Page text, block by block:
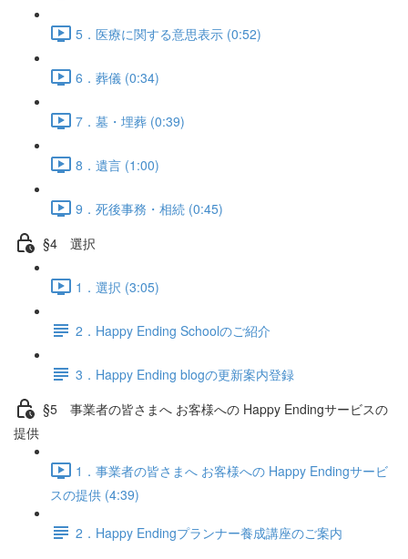
5．医療に関する意思表示 (0:52)
6．葬儀 (0:34)
7．墓・埋葬 (0:39)
8．遺言 (1:00)
9．死後事務・相続 (0:45)
§4 選択
1．選択 (3:05)
2．Happy Ending Schoolのご紹介
3．Happy Ending blogの更新案内登録
§5 事業者の皆さまへ お客様への Happy Endingサービスの
提供
1．事業者の皆さまへ お客様への Happy Endingサービ
スの提供 (4:39)
2．Happy Endingプランナー養成講座のご案内